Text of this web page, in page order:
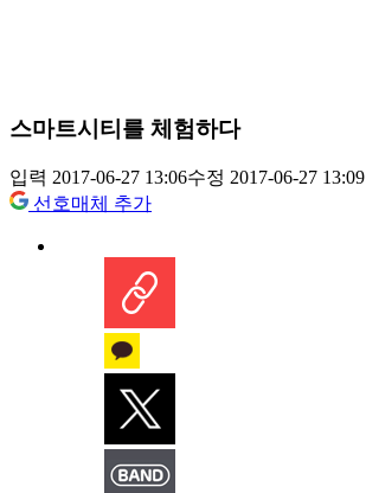
스마트시티를 체험하다
입력 2017-06-27 13:06수정 2017-06-27 13:09
선호매체 추가